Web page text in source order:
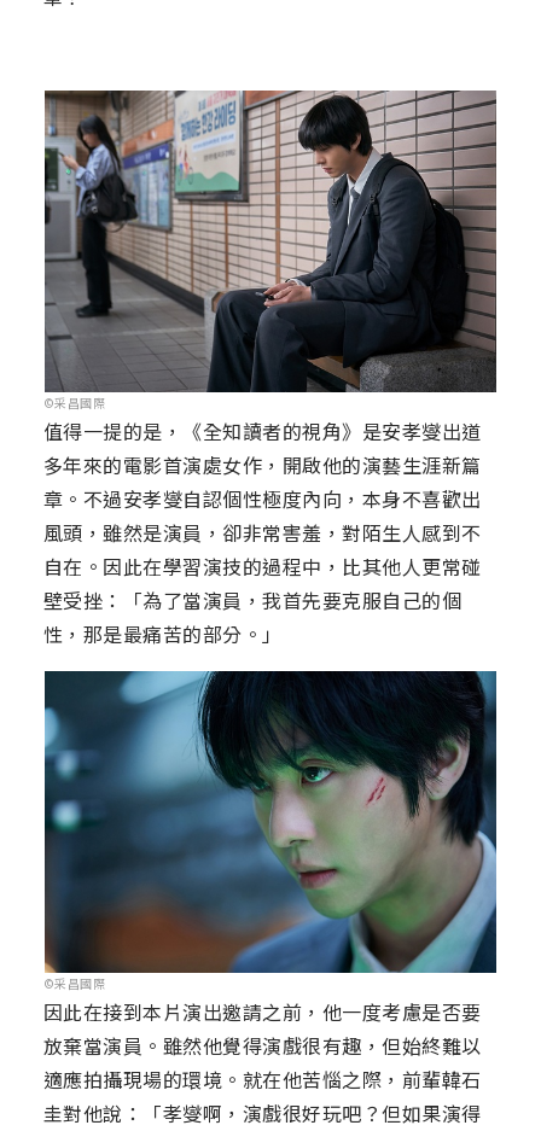
©采昌國際
值得一提的是，《全知讀者的視角》是安孝燮出道
多年來的電影首演處女作，開啟他的演藝生涯新篇
章。不過安孝燮自認個性極度內向，本身不喜歡出
風頭，雖然是演員，卻非常害羞，對陌生人感到不
自在。因此在學習演技的過程中，比其他人更常碰
壁受挫：「為了當演員，我首先要克服自己的個
性，那是最痛苦的部分。」
©采昌國際
因此在接到本片演出邀請之前，他一度考慮是否要
放棄當演員。雖然他覺得演戲很有趣，但始終難以
適應拍攝現場的環境。就在他苦惱之際，前輩韓石
圭對他說：「孝燮啊，演戲很好玩吧？但如果演得